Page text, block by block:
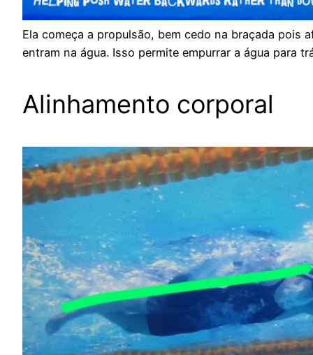
Ela começa a propulsão, bem cedo na braçada pois
entram na água. Isso permite empurrar a água para
Alinhamento corporal